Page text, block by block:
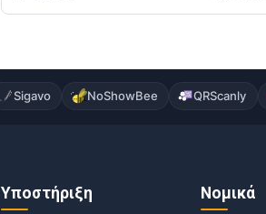
Sigavo NoShowBee QRScanly
Υποστήριξη Νομικά